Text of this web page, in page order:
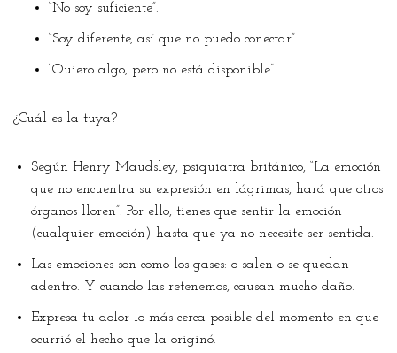
“No soy suficiente”.
“Soy diferente, así que no puedo conectar”.
“Quiero algo, pero no está disponible”.
¿Cuál es la tuya?
Según Henry Maudsley, psiquiatra británico, “La emoción
que no encuentra su expresión en lágrimas, hará que otros
órganos lloren”. Por ello, tienes que sentir la emoción
(cualquier emoción) hasta que ya no necesite ser sentida.
Las emociones son como los gases: o salen o se quedan
adentro. Y cuando las retenemos, causan mucho daño.
Expresa tu dolor lo más cerca posible del momento en que
ocurrió el hecho que la originó.